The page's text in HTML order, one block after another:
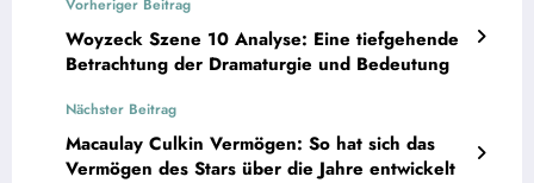
Vorheriger Beitrag
Woyzeck Szene 10 Analyse: Eine tiefgehende
Betrachtung der Dramaturgie und Bedeutung
Nächster Beitrag
Macaulay Culkin Vermögen: So hat sich das
Vermögen des Stars über die Jahre entwickelt